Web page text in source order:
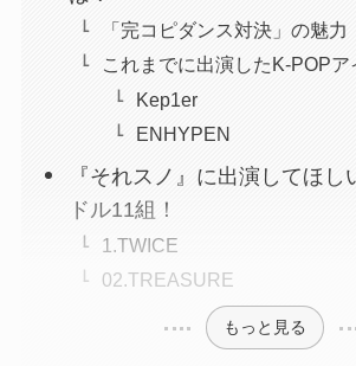
「完コピダンス対決」の魅力
これまでに出演したK-POP
Kep1er
ENHYPEN
『それスノ』に出演してほし
ドル11組！
1.TWICE
02.TREASURE
もっと見る